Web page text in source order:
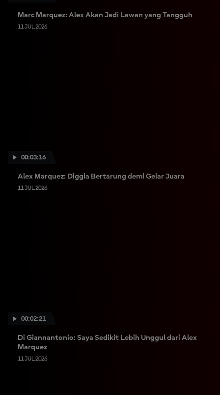
Marc Marquez: Alex Akan Jadi Lawan yang Tangguh
11 JUL 2026
00:03:16
Alex Marquez: Diggia Bertarung demi Gelar Juara
11 JUL 2026
00:02:21
Di Giannantonio: Saya Sedikit Lebih Unggul dari Alex
Marquez
11 JUL 2026